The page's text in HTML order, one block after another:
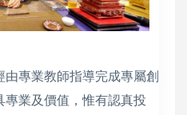
專業教師指導完成專屬創
業及價值，惟有認真投